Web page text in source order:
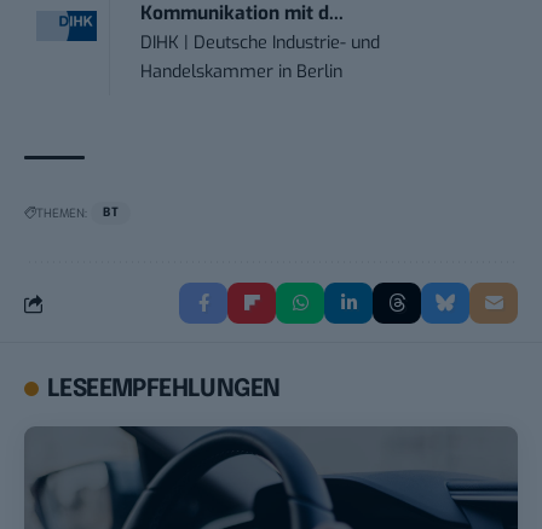
Kommunikation mit d...
DIHK | Deutsche Industrie- und
Handelskammer in Berlin
THEMEN: BT
LESEEMPFEHLUNGEN